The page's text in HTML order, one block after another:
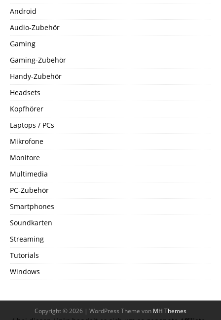
Android
Audio-Zubehör
Gaming
Gaming-Zubehör
Handy-Zubehör
Headsets
Kopfhörer
Laptops / PCs
Mikrofone
Monitore
Multimedia
PC-Zubehör
Smartphones
Soundkarten
Streaming
Tutorials
Windows
Copyright © 2026 | WordPress Theme von MH Themes